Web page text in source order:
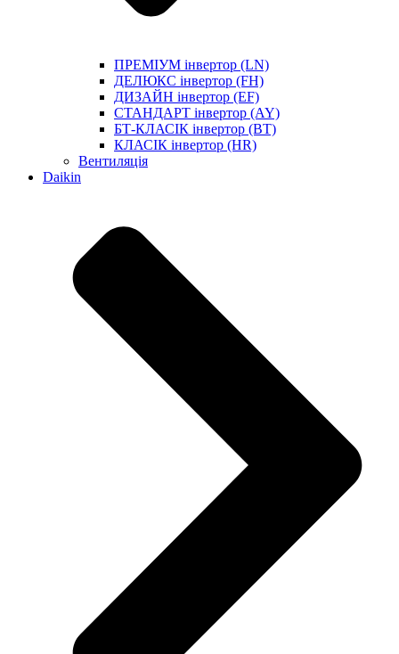
ПРЕМІУМ інвертор (LN)
ДЕЛЮКС інвертор (FH)
ДИЗАЙН інвертор (EF)
СТАНДАРТ інвертор (AY)
БТ-КЛАСІК інвертор (BT)
КЛАСІК інвертор (HR)
Вентиляція
Daikin